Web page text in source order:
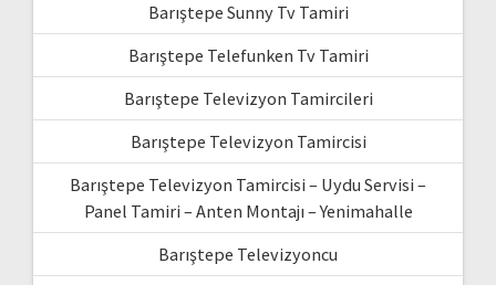
Barıştepe Sunny Tv Tamiri
Barıştepe Telefunken Tv Tamiri
Barıştepe Televizyon Tamircileri
Barıştepe Televizyon Tamircisi
Barıştepe Televizyon Tamircisi – Uydu Servisi –
Panel Tamiri – Anten Montajı – Yenimahalle
Barıştepe Televizyoncu